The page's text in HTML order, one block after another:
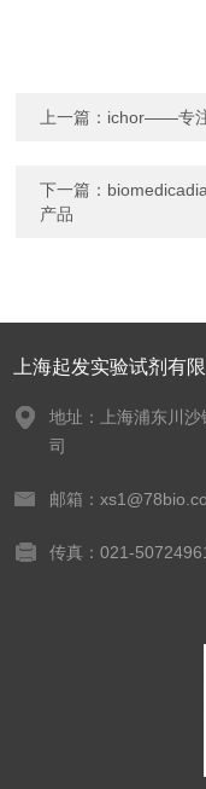
上一篇： ichor——专
下一篇：
产品
上海起发实验试剂有
地址：上海浦东川
司
邮箱：
传真：021-